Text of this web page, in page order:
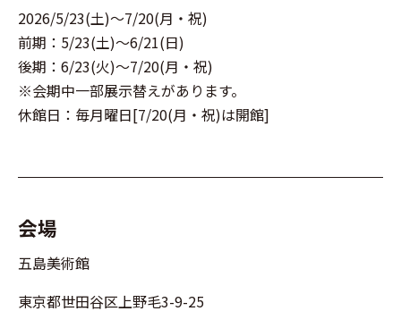
2026/5/23(土)～7/20(月・祝)
前期：5/23(土)～6/21(日)
後期：6/23(火)～7/20(月・祝)
※会期中一部展示替えがあります。
休館日：毎月曜日[7/20(月・祝)は開館]
会場
五島美術館
東京都世田谷区上野毛3-9-25